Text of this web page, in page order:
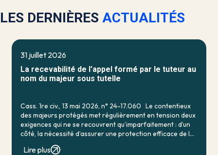
LES DERNIÈRES ACTUALITÉS
31 juillet 2026
La recevabilité de l’appel formé par le tuteur au
nom du majeur sous tutelle
Cass. 1re civ., 13 mai 2026, n° 24-17.060 Le contentieux
des majeurs protégés met régulièrement en tension deux
exigences qui ne se recouvrent qu’imparfaitement : d’un
côté, la nécessité d’assurer une protection efficace de la
personne vulnérable ; de […]
Lire plus